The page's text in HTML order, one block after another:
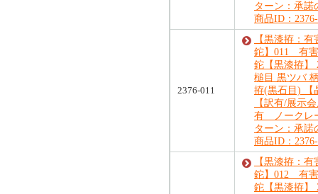
ターン：承諾
商品ID：
2376-011
【黒漆拵：
鉈】011 有
鉈【黒漆拵】
槌目 黒ツバ
拵(黒石目) 【
【訳有/展示
有 ノークレ
ターン：承諾
商品ID：
【黒漆拵：
鉈】012 有
鉈【黒漆拵】